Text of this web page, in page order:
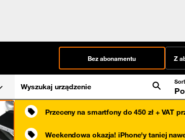
Bez abonamentu Z
Wyszukaj urządzenie
Przeceny na smartfony do 450 zł + VAT
Weekendowa okazja! iPhone'y taniej